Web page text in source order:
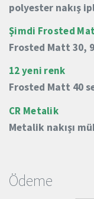
Ödeme
polyester nakış
Şimdi Frosted
Frosted Matt 30,
12 yeni renk
Frosted Matt 40
CR Metalik
Metalik nakışı